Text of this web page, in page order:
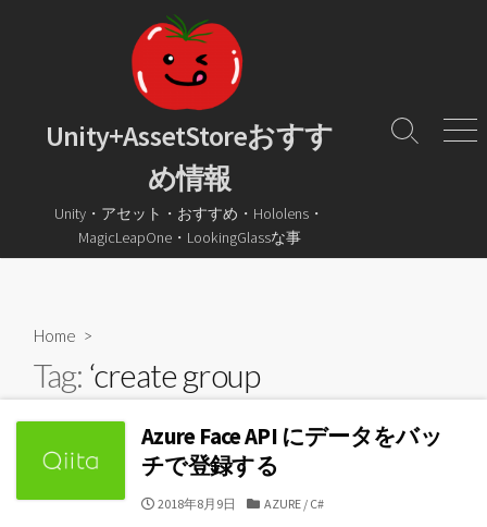
プ
Unity+AssetStoreおすす
め情報
Unity・アセット・おすすめ・Hololens・
MagicLeapOne・LookingGlassな事
検
メ
Home >
Tag: ‘create group
Azure Face API にデータをバッ
チで登録する
公
2018年8月9日
カ
AZURE/ C#